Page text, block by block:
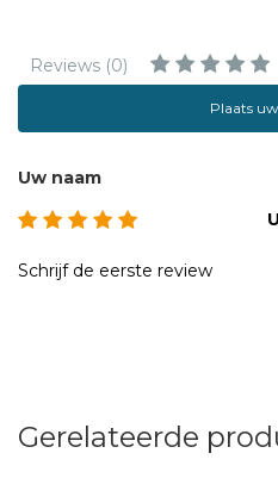
Reviews (0)
Plaats
Uw naam
Schrijf de eerste review
Gerelateerde